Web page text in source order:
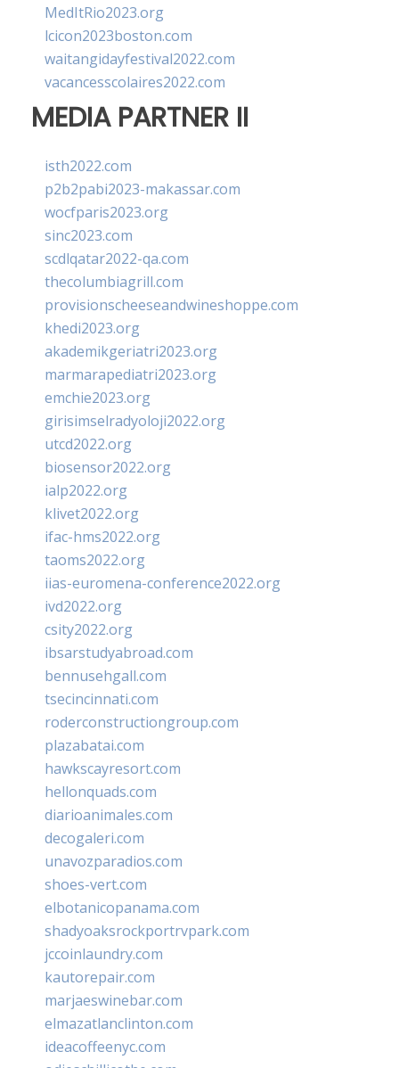
MedItRio2023.org
lcicon2023boston.com
waitangidayfestival2022.com
vacancesscolaires2022.com
MEDIA PARTNER II
isth2022.com
p2b2pabi2023-makassar.com
wocfparis2023.org
sinc2023.com
scdlqatar2022-qa.com
thecolumbiagrill.com
provisionscheeseandwineshoppe.com
khedi2023.org
akademikgeriatri2023.org
marmarapediatri2023.org
emchie2023.org
girisimselradyoloji2022.org
utcd2022.org
biosensor2022.org
ialp2022.org
klivet2022.org
ifac-hms2022.org
taoms2022.org
iias-euromena-conference2022.org
ivd2022.org
csity2022.org
ibsarstudyabroad.com
bennusehgall.com
tsecincinnati.com
roderconstructiongroup.com
plazabatai.com
hawkscayresort.com
hellonquads.com
diarioanimales.com
decogaleri.com
unavozparadios.com
shoes-vert.com
elbotanicopanama.com
shadyoaksrockportrvpark.com
jccoinlaundry.com
kautorepair.com
marjaeswinebar.com
elmazatlanclinton.com
ideacoffeenyc.com